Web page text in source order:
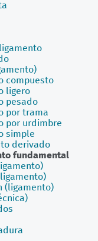
compuesto
ligero
pesado
por trama
por urdimbre
simple
derivado
fundamental
(ligamento)